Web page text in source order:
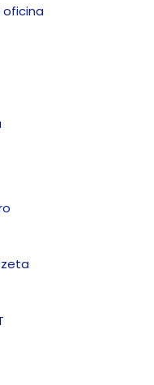
oficina